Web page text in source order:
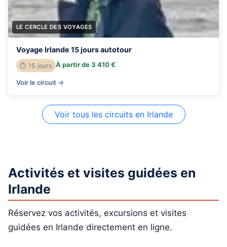
LE CERCLE DES VOYAGES
Voyage Irlande 15 jours autotour
⏱ 15 jours À partir de 3 410 €
Voir le circuit →
Voir tous les circuits en Irlande
Activités et visites guidées en
Irlande
Réservez vos activités, excursions et visites
guidées en Irlande directement en ligne.